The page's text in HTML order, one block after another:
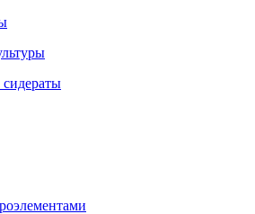
сидераты